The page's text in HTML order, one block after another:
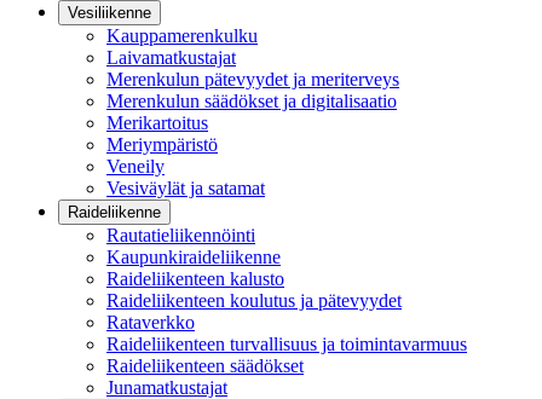
Vesiliikenne
Kauppamerenkulku
Laivamatkustajat
Merenkulun pätevyydet ja meriterveys
Merenkulun säädökset ja digitalisaatio
Merikartoitus
Meriympäristö
Veneily
Vesiväylät ja satamat
Raideliikenne
Rautatieliikennöinti
Kaupunkiraideliikenne
Raideliikenteen kalusto
Raideliikenteen koulutus ja pätevyydet
Rataverkko
Raideliikenteen turvallisuus ja toimintavarmuus
Raideliikenteen säädökset
Junamatkustajat